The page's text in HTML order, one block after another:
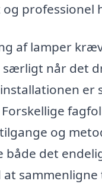
professionel
af lamper
særligt når det
er
og
både det
at